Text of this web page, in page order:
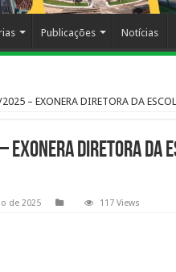
Publicações Notícias
– EXONERA DIRETORA DA
DIRETORA DA
de 2025 117 Views